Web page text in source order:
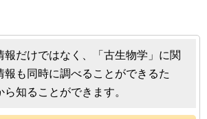
報だけではなく、「古生物学」に関
報も同時に調べることができるた
知ることができます。